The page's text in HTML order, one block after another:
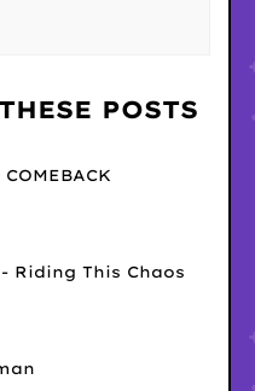
POSTS
Riding This Chaos